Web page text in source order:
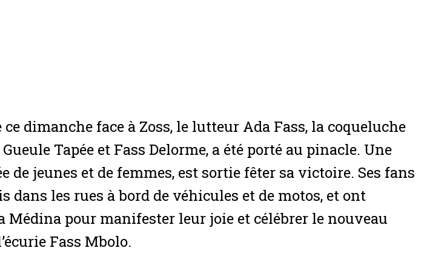
dimanche face à Zoss, le lutteur Ada Fass, la coqueluche
Tapée et Fass Delorme, a été porté au pinacle. Une
de jeunes et de femmes, est sortie fêter sa victoire. Ses fans
dans les rues à bord de véhicules et de motos, et ont
Médina pour manifester leur joie et célébrer le nouveau
Fass Mbolo.